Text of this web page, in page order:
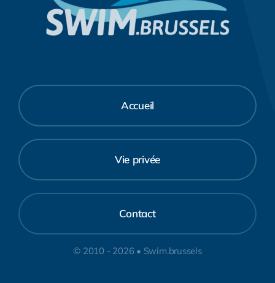
Accueil
Vie privée
Contact
© 2010 - 2026 • Swim.brussels